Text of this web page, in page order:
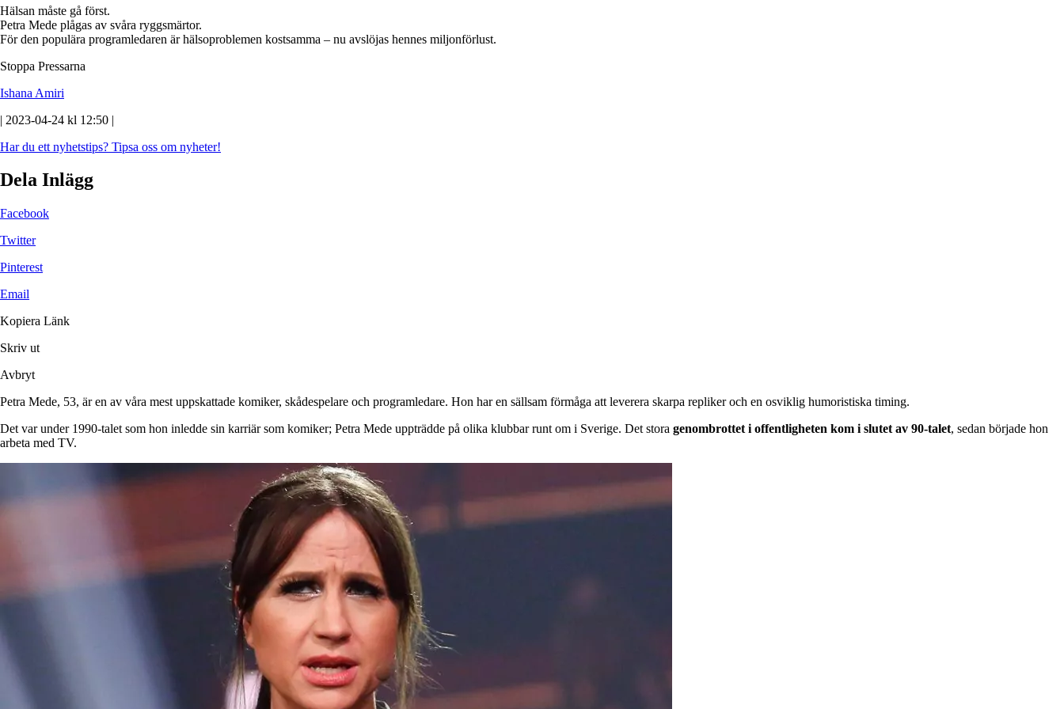
Hälsan måste gå först.
Petra Mede plågas av svåra ryggsmärtor.
För den populära programledaren är hälsoproblemen kostsamma – nu avslöjas hennes miljonförlust.
Stoppa Pressarna
Ishana Amiri
| 2023-04-24 kl 12:50 |
Har du ett nyhetstips? Tipsa oss om nyheter!
Dela Inlägg
Facebook
Twitter
Pinterest
Email
Kopiera Länk
Skriv ut
Avbryt
Petra Mede, 53, är en av våra mest uppskattade komiker, skådespelare och programledare. Hon har en sällsam förmåga att leverera skarpa repliker och en osviklig humoristiska timing.
Det var under 1990-talet som hon inledde sin karriär som komiker; Petra Mede uppträdde på olika klubbar runt om i Sverige. Det stora genombrottet i offentligheten kom i slutet av 90-talet, sedan började hon
arbeta med TV.